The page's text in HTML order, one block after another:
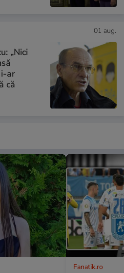
01 aug.
„Nici
ar
că
Fanatik.ro